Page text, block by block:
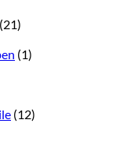
(21)
(1)
(12)